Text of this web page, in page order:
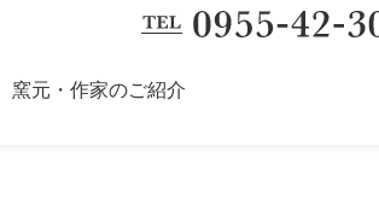
窯元・作家のご紹介